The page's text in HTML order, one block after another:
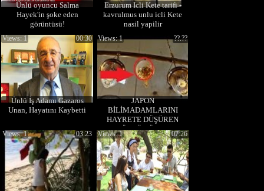
Ünlü oyuncu Salma
Hayek'in şoke eden
görüntüsü!
Erzurum Icli Kete tarifi -
kavrulmus unlu icli Kete
nasil yapilir
Ünlü İş Adamı Gazaros
Unan, Hayatını Kaybetti
00:30
Views: 1
JAPON
BİLİMADAMLARINI
HAYRETE DÜŞÜREN
ÜNLÜ TÜRK
??.??
Views: 1
03:23
Views: 1 07:26
Views: 1